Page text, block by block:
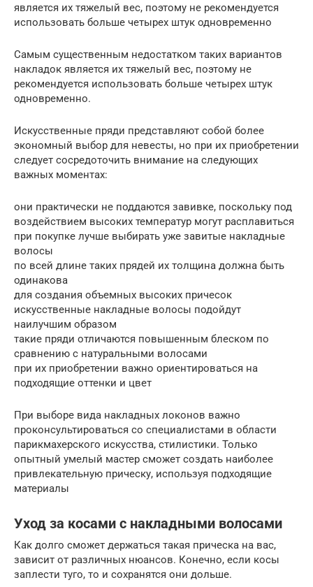
является их тяжелый вес, поэтому не рекомендуется
использовать больше четырех штук одновременно
Самым существенным недостатком таких вариантов
накладок является их тяжелый вес, поэтому не
рекомендуется использовать больше четырех штук
одновременно.
Искусственные пряди представляют собой более
экономный выбор для невесты, но при их приобретении
следует сосредоточить внимание на следующих
важных моментах:
они практически не поддаются завивке, поскольку под
воздействием высоких температур могут расплавиться
при покупке лучше выбирать уже завитые накладные
волосы
по всей длине таких прядей их толщина должна быть
одинакова
для создания объемных высоких причесок
искусственные накладные волосы подойдут
наилучшим образом
такие пряди отличаются повышенным блеском по
сравнению с натуральными волосами
при их приобретении важно ориентироваться на
подходящие оттенки и цвет
При выборе вида накладных локонов важно
проконсультироваться со специалистами в области
парикмахерского искусства, стилистики. Только
опытный умелый мастер сможет создать наиболее
привлекательную прическу, используя подходящие
материалы
Уход за косами с накладными волосами
Как долго сможет держаться такая прическа на вас,
зависит от различных нюансов. Конечно, если косы
заплести туго, то и сохранятся они дольше.